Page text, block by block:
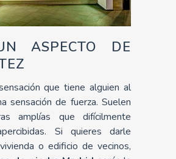
ASPECTO DE
que tiene alguien al
sensación de fuerza. Suelen
amplías que difícilmente
Si quieres darle
o edificio de vecinos,